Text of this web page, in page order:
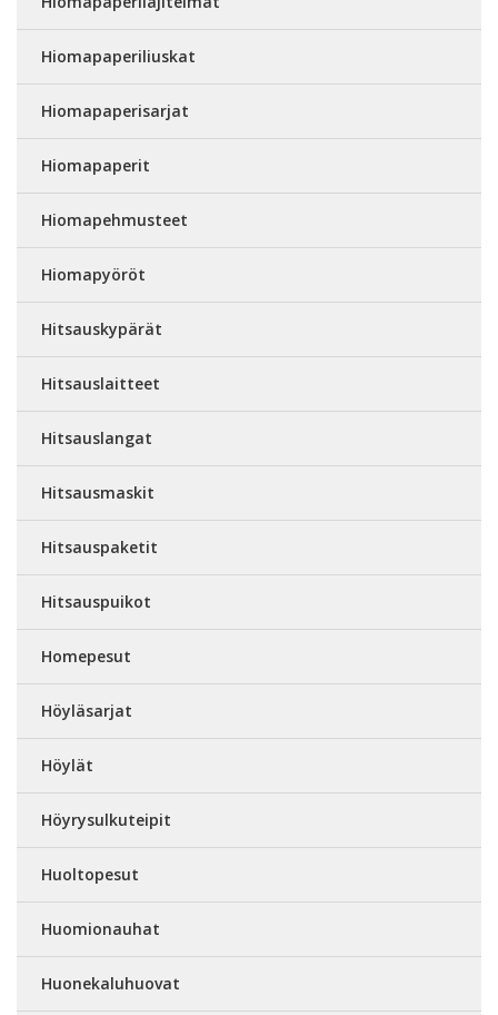
Hiomapaperiliuskat
Hiomapaperisarjat
Hiomapaperit
Hiomapehmusteet
Hiomapyöröt
Hitsauskypärät
Hitsauslaitteet
Hitsauslangat
Hitsausmaskit
Hitsauspaketit
Hitsauspuikot
Homepesut
Höyläsarjat
Höylät
Höyrysulkuteipit
Huoltopesut
Huomionauhat
Huonekaluhuovat